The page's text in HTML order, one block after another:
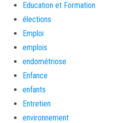
Education et Formation
élections
Emploi
emplois
endométriose
Enfance
enfants
Entretien
environnement